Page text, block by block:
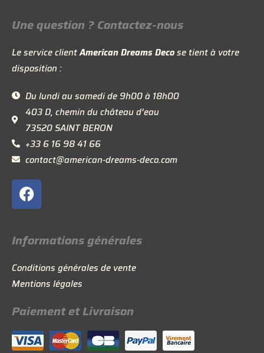
Une question ? Contactez-nous
Le service clientAmerican Dreams Decose tient à votre
disposition :
Du lundi au samedi de 9h00 à 18h00
403 D, chemin du château d’eau
73520 SAINT BERON
+33 6 16 98 41 66
contact@american-dreams-deco.com
F
a
c
e
b
o
o
k
Informations générales
Conditions générales de vente
Mentions légales
Paiement et Livraison